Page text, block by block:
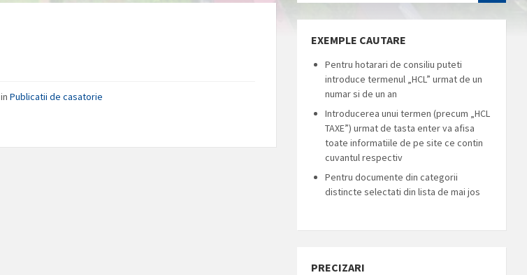
inPublicatii de casatorie
EXEMPLE CAUTARE
Pentru hotarari de consiliu puteti
introduce termenul „HCL” urmat de un
numar si de un an
Introducerea unui termen (precum „HCL
TAXE”) urmat de tasta enter va afisa
toate informatiile de pe site ce contin
cuvantul respectiv
Pentru documente din categorii
distincte selectati din lista de mai jos
PRECIZARI